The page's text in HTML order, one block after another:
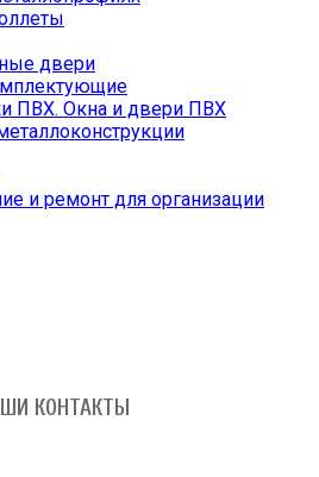
двери
ПВХ. Окна и двери ПВХ
и ремонт для организации
КОНТАКТЫ